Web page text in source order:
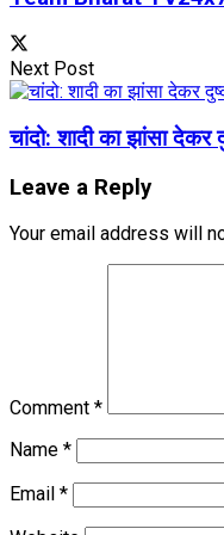
Next Post
चांदो: शादी का झांसा देकर
Leave a Reply
Your email address will
Comment *
Name *
Email *